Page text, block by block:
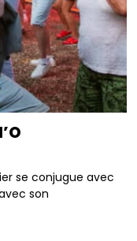
se conjugue avec
son